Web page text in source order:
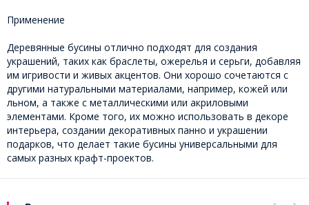
Применение
Деревянные бусины отлично подходят для создания
украшений, таких как браслеты, ожерелья и серьги, добавляя
им игривости и живых акцентов. Они хорошо сочетаются с
другими натуральными материалами, например, кожей или
льном, а также с металлическими или акриловыми
элементами. Кроме того, их можно использовать в декоре
интерьера, создании декоративных панно и украшении
подарков, что делает такие бусины универсальными для
самых разных крафт-проектов.